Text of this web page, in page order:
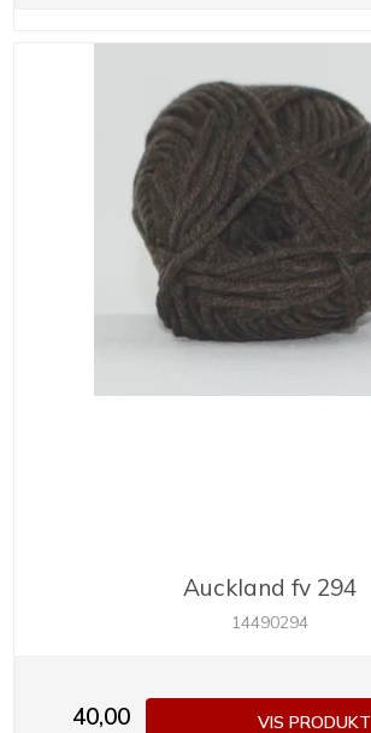
Auckland fv 294
14490294
40,00
VIS PRODUKT